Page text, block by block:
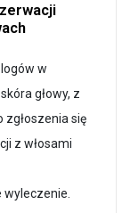
w
głowy, z
zgłoszenia się
z włosami